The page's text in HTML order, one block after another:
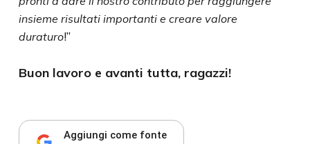
insieme risultati importanti e creare valore
duraturo!”
Buon lavoro e avanti tutta, ragazzi!
Aggiungi come fonte